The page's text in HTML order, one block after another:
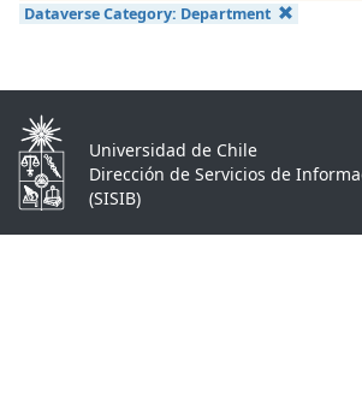
Dataverse Category: Department
Universidad de Chile
Dirección de Servicios de
(SISIB)